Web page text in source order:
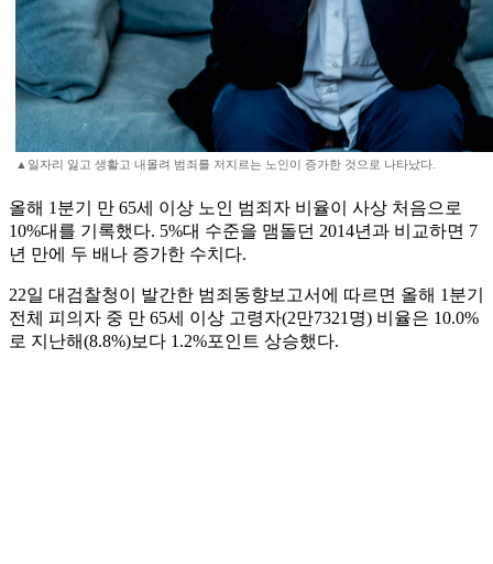
▲일자리 잃고 생활고 내몰려 범죄를 저지르는 노인이 증가한 것으로 나타났다.
올해 1분기 만 65세 이상 노인 범죄자 비율이 사상 처음으로
10%대를 기록했다. 5%대 수준을 맴돌던 2014년과 비교하면 7
년 만에 두 배나 증가한 수치다.
22일 대검찰청이 발간한 범죄동향보고서에 따르면 올해 1분기
전체 피의자 중 만 65세 이상 고령자(2만7321명) 비율은 10.0%
로 지난해(8.8%)보다 1.2%포인트 상승했다.